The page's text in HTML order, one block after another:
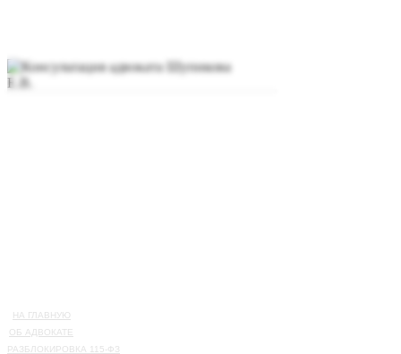
НА ГЛАВНУЮ
ОБ АДВОКАТЕ
РАЗБЛОКИРОВКА 115-ФЗ